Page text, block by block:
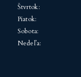
Štvrtok:
Piatok:
Sobota:
Nedeľa: